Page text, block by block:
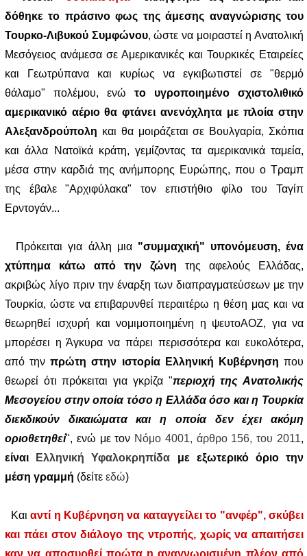
δόθηκε το πράσινο φως της άμεσης αναγνώρισης του
Τουρκο-Λιβυκού Συμφώνου, ώστε να μοιραστεί η Ανατολική
Μεσόγειος ανάμεσα σε Αμερικανικές και Τουρκικές Εταιρείες
και Γεωτρύπανα και κυρίως να εγκιβωτιστεί σε "θερμό
θάλαμο" πολέμου, ενώ το υγροποιημένο σχιστολιθικό
αμερικανικό αέριο θα φτάνει ανενόχλητα με πλοία στην
Αλεξανδρούπολη και θα μοιράζεται σε Βουλγαρία, Σκόπια
και άλλα Νατοϊκά κράτη, γεμίζοντας τα αμερικανικά ταμεία,
μέσα στην καρδιά της ανήμπορης Ευρώπης, που ο Τραμπ
της έβαλε "Αρχιφύλακα" τον επιστήθιο φίλο του Ταγίπ
Ερντογάν...
Πρόκειται για άλλη μια "συμμαχική" υπονόμευση, ένα
χτύπημα κάτω από την ζώνη της αφελούς Ελλάδας,
ακριβώς λίγο πριν την έναρξη των διαπραγματεύσεων με την
Τουρκία, ώστε να επιβαρυνθεί περαιτέρω η θέση μας και να
θεωρηθεί ισχυρή και νομιμοποιημένη η ψευτοΑΟΖ, για να
μπορέσει η Άγκυρα να πάρει περισσότερα και ευκολότερα,
από τηνπρώτη στην ιστορία Ελληνική Κυβέρνηση που
θεωρεί ότι πρόκειται για γκρίζα "περιοχή της Ανατολικής
Μεσογείου στην οποία τόσο η Ελλάδα όσο και η Τουρκία
διεκδικούν δικαιώματα και η οποία δεν έχει ακόμη
οριοθετηθεί", ενώ με τον Νόμο 4001, άρθρο 156, του 2011,
είναι
Ελληνική Υφαλοκρηπίδα με εξωτερικό όριο την
μέση γραμμή (δείτε εδώ)
Καιαντί η Κυβέρνηση να καταγγείλει το "ανφέρ", σκύβει
και πάει στον διάλογο της ντροπής, χωρίς να απαιτήσει
καν να αποσυρθεί πρώτα η αναγνωρισμένη πλέον από